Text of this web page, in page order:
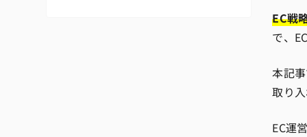
EC戦
で、
本記
取り
EC運